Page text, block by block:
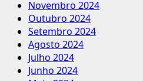
Novembro 2024
Outubro 2024
Setembro 2024
Agosto 2024
Julho 2024
Junho 2024